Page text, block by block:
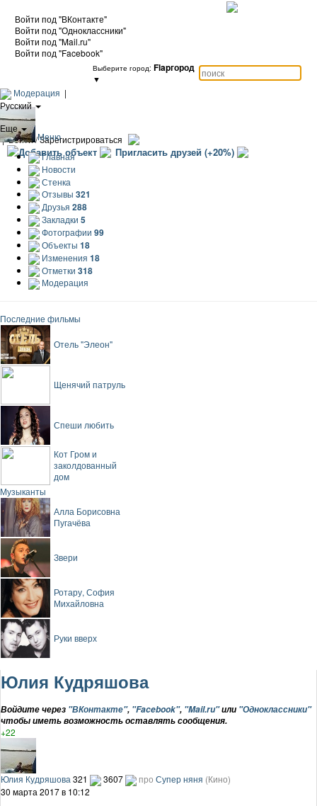
Войти под "ВКонтакте"
Войти под "Одноклассники"
Войти под "Mail.ru"
Войти под "Facebook"
Выберите город: Flapгород
▼
Модерация |
Русский
|
Еще
|Войти / Зарегистрироваться
Добавить объект Пригласить друзей (+20%)
Меню
Главная
Новости
Стенка
Отзывы 321
Друзья 288
Закладки 5
Фотографии 99
Объекты 18
Изменения 18
Отметки 318
Модерация
Последние фильмы
Отель "Элеон"
Щенячий патруль
Спеши любить
Кот Гром и
заколдованный
дом
Музыканты
Алла Борисовна
Пугачёва
Звери
Ротару, София
Михайловна
Руки вверх
Юлия Кудряшова
Войдите через "ВКонтакте", "Facebook", "Mail.ru"или "Одноклассники"
чтобы иметь возможность оставлять сообщения.
+22
Юлия Кудряшова321 3607 про Супер няня (Кино)
30 марта 2017 в 10:12